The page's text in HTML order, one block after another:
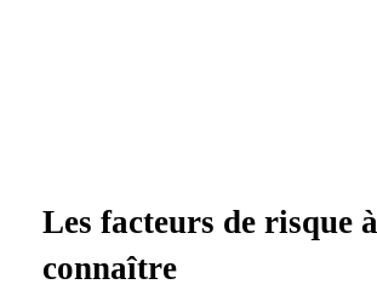
Les facteurs de risque à
connaître